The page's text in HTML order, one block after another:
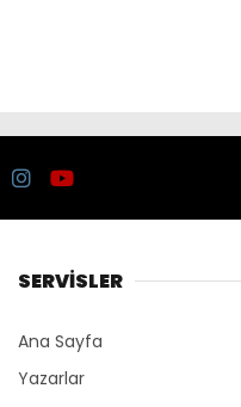
SERVİSLER
Ana Sayfa
Yazarlar